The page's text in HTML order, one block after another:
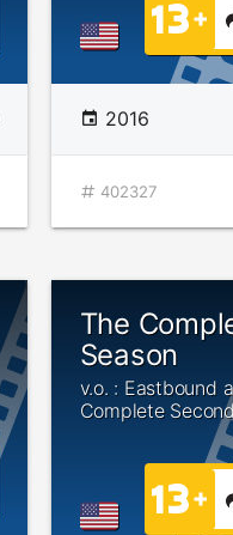
2016
402327
The
Season
v.o. : Eastbound
Complete